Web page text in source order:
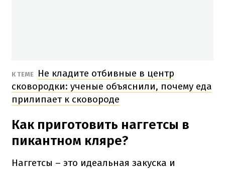
К ТЕМЕ
Не кладите отбивные в центр
сковородки: ученые объяснили, почему еда
прилипает к сковороде
Как приготовить наггетсы в
пикантном кляре?
Наггетсы – это идеальная закуска и